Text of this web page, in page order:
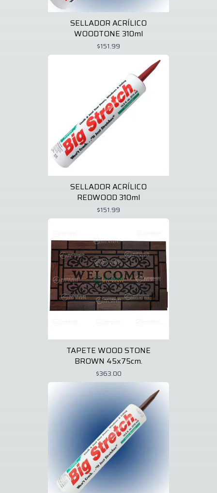
SELLADOR ACRÍLICO
WOODTONE 310ml
$151.99
SELLADOR ACRÍLICO
REDWOOD 310ml
$151.99
TAPETE WOOD STONE
BROWN 45x75cm.
$363.00